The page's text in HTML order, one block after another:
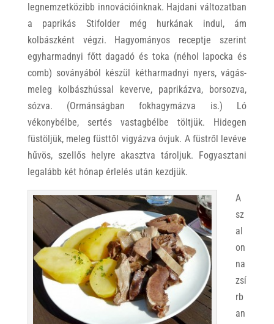
legnemzetközibb innovációinknak. Hajdani változatban
a paprikás Stifolder még hurkának indul, ám
kolbászként végzi. Hagyományos receptje szerint
egyharmadnyi főtt dagadó és toka (néhol lapocka és
comb) soványából készül kétharmadnyi nyers, vágás-
meleg kolbászhússal keverve, paprikázva, borsozva,
sózva. (Ormánságban fokhagymázva is.) Ló
vékonybélbe, sertés vastagbélbe töltjük. Hidegen
füstöljük, meleg füsttől vigyázva óvjuk. A füstről levéve
hűvös, szellős helyre akasztva tároljuk. Fogyasztani
legalább két hónap érlelés után kezdjük.
A
sz
al
on
na
zsí
rb
an